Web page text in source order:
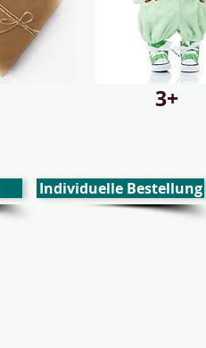
3+
Individuelle Bestellung